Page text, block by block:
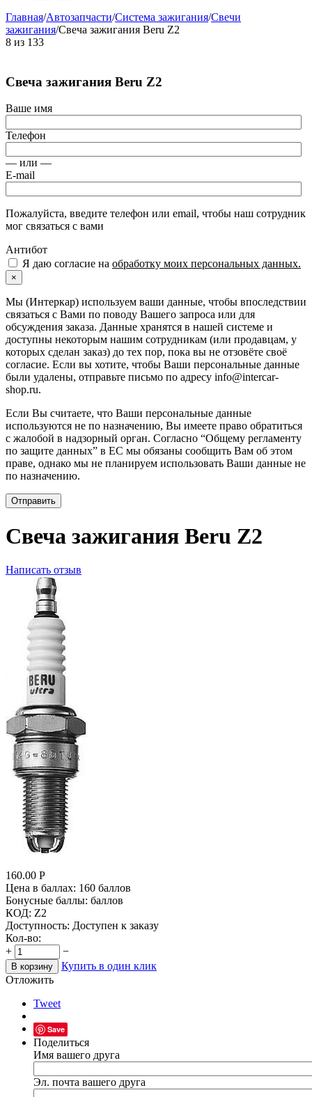
Главная/Автозапчасти/Система зажигания/Свечи
зажигания/Свеча зажигания Beru Z2
8 из 133
Свеча зажигания Beru Z2
Ваше имя
Телефон
— или —
E-mail
Пожалуйста, введите телефон или email, чтобы наш сотрудник
мог связаться с вами
Антибот
Я даю согласие на обработку моих персональных данных.
×
Мы (Интеркар) используем ваши данные, чтобы впоследствии
связаться с Вами по поводу Вашего запроса или для
обсуждения заказа. Данные хранятся в нашей системе и
доступны некоторым нашим сотрудникам (или продавцам, у
которых сделан заказ) до тех пор, пока вы не отзовёте своё
согласие. Если вы хотите, чтобы Ваши персональные данные
были удалены, отправьте письмо по адресу info@intercar-
shop.ru.
Если Вы считаете, что Ваши персональные данные
используются не по назначению, Вы имеете право обратиться
с жалобой в надзорный орган. Согласно “Общему регламенту
по защите данных” в ЕС мы обязаны сообщить Вам об этом
праве, однако мы не планируем использовать Ваши данные не
по назначению.
Отправить
Свеча зажигания Beru Z2
Написать отзыв
160.00 Р
Цена в баллах: 160 баллов
Бонусные баллы: баллов
КОД: Z2
Доступность: Доступен к заказу
Кол-во:
+
−
В корзину
Купить в один клик
Отложить
Tweet
Save
Поделиться
Имя вашего друга
Эл. почта вашего друга